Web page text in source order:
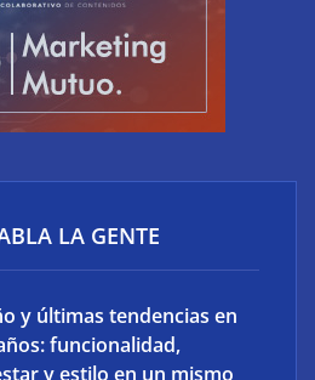
de un administrador
LA GENTE
y últimas tendencias en
funcionalidad,
y estilo en un mismo